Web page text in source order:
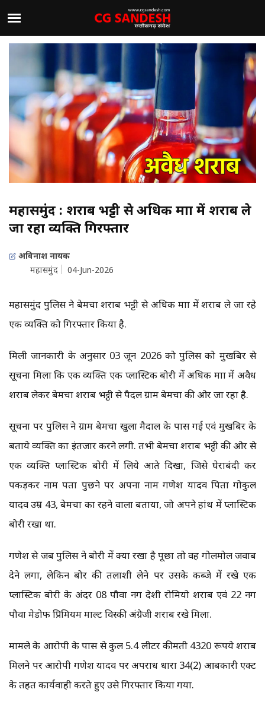
महासमुंद : शराब भट्टी से अधिक मात्रा में शराब ले
जा रहा व्यक्ति गिरफ्तार
अविनाश नायक
महासमुंद
04-Jun-2026
महासमुंद पुलिस ने बेमचा शराब भट्टी से अधिक मात्रा में शराब ले जा रहे
एक व्यक्ति को गिरफ्तार किया है.
मिली जानकारी के अनुसार 03 जून 2026 को पुलिस को मुखबिर से
सूचना मिला कि एक व्यक्ति एक प्लास्टिक बोरी में अधिक मात्रा में अवैध
शराब लेकर बेमचा शराब भट्ठी से पैदल ग्राम बेमचा की ओर जा रहा है.
सूचना पर पुलिस ने ग्राम बेमचा खुला मैदाल के पास गई एवं मुखबिर के
बताये व्यक्ति का इंतजार करने लगी. तभी बेमचा शराब भट्ठी की ओर से
एक व्यक्ति प्लास्टिक बोरी में लिये आते दिखा, जिसे घेराबंदी कर
पकड़कर नाम पता पुछने पर अपना नाम गणेश यादव पिता गोकुल
यादव उम्र 43, बेमचा का रहने वाला बताया, जो अपने हांथ में प्लास्टिक
बोरी रखा था.
गणेश से जब पुलिस ने बोरी में क्या रखा है पूछा तो वह गोलमोल जवाब
देने लगा, लेकिन बोर की तलाशी लेने पर उसके कब्जे में रखे एक
प्लास्टिक बोरी के अंदर 08 पौवा नग देशी रोमियो शराब एवं 22 नग
पौवा मेडोफ प्रिमियम माल्ट विस्की अंग्रेजी शराब रखे मिला.
मामले के आरोपी के पास से कुल 5.4 लीटर कीमती 4320 रूपये शराब
मिलने पर आरोपी गणेश यादव पर अपराध धारा 34(2) आबकारी एक्ट
के तहत कार्यवाही करते हुए उसे गिरफ्तार किया गया.